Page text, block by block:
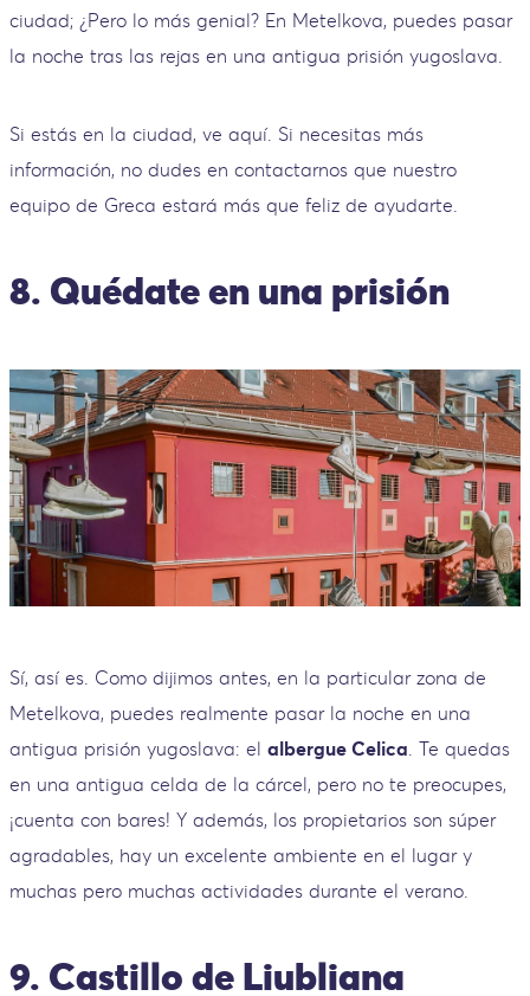
ciudad; ¿Pero lo más genial? En Metelkova, puedes pasar
la noche tras las rejas en una antigua prisión yugoslava.
Si estás en la ciudad, ve aquí. Si necesitas más
información, no dudes en contactarnos que nuestro
equipo de Greca estará más que feliz de ayudarte.
8. Quédate en una prisión
Sí, así es. Como dijimos antes, en la particular zona de
Metelkova, puedes realmente pasar la noche en una
antigua prisión yugoslava: el albergue Celica. Te quedas
en una antigua celda de la cárcel, pero no te preocupes,
¡cuenta con bares! Y además, los propietarios son súper
agradables, hay un excelente ambiente en el lugar y
muchas pero muchas actividades durante el verano.
9. Castillo de Liubliana